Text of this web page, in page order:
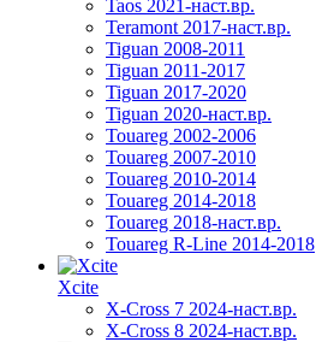
Taos 2021-наст.вр.
Teramont 2017-наст.вр.
Tiguan 2008-2011
Tiguan 2011-2017
Tiguan 2017-2020
Tiguan 2020-наст.вр.
Touareg 2002-2006
Touareg 2007-2010
Touareg 2010-2014
Touareg 2014-2018
Touareg 2018-наст.вр.
Touareg R-Line 2014-2018
Xcite
X-Cross 7 2024-наст.вр.
X-Cross 8 2024-наст.вр.